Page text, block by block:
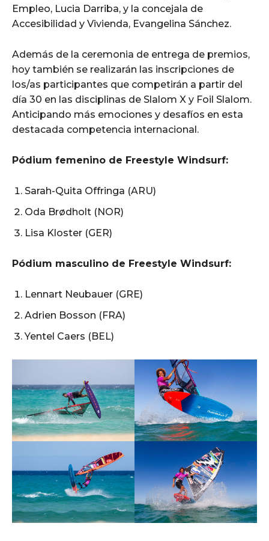
Empleo, Lucia Darriba, y la concejala de
Accesibilidad y Vivienda, Evangelina Sánchez.
Además de la ceremonia de entrega de premios,
hoy también se realizarán las inscripciones de
los/as participantes que competirán a partir del
día 30 en las disciplinas de Slalom X y Foil Slalom.
Anticipando más emociones y desafíos en esta
destacada competencia internacional.
Pódium femenino de Freestyle Windsurf:
Sarah-Quita Offringa (ARU)
Oda Brødholt (NOR)
Lisa Kloster (GER)
Pódium masculino de Freestyle Windsurf:
Lennart Neubauer (GRE)
Adrien Bosson (FRA)
Yentel Caers (BEL)